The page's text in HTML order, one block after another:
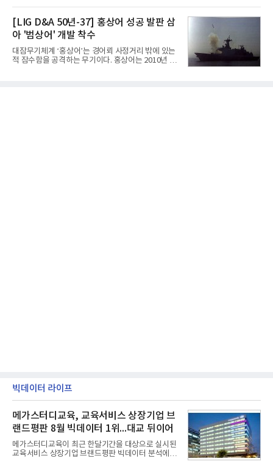
동기 대
라 투자에 나서는 것과 달리, 카카오는 ‘카카오톡’이
라는 플랫폼 경쟁력을 활용한 AI 에이전트 서비스에
집중하는 전략이다. 과거 무리한 사업 확장 과정에서
겪었던 시행착오를 되풀이하지 않고 핵심 역량에 집
중하겠다는 취지로 풀이된다.7일 업계에 따르면 카카
오는 올해 2분기 연결 기준 매출 2조985억원, 영업이
익 2770억원을 기록했다. 전년 동기 대비 매출과 영업
[LIG D&A 50년-37] 홍상어 성공 발판 삼
아 '범상어' 개발 착수
대잠무기체계 ‘홍상어’는 경어뢰 사정거리 밖에 있는
적 잠수함을 공격하는 무기이다. 홍상어는 2010년 넥
빅데이터 라이프
메가스터디교육, 교육서비스 상장기업 브
랜드평판 8월 빅데이터 1위...대교 뒤이어
메가스터디교육이 최근 한달기간을 대상으로 실시된
교육서비스 상장기업 브랜드평판 빅데이터 분석에서